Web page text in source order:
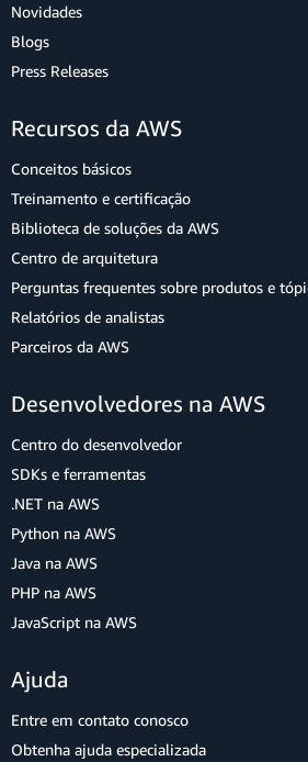
Novidades
Blogs
Press Releases
Recursos da AWS
Conceitos básicos
Treinamento e certificação
Biblioteca de soluções da AWS
Centro de arquitetura
Perguntas frequentes sobre produtos e
Relatórios de analistas
Parceiros da AWS
Desenvolvedores na AWS
Centro do desenvolvedor
SDKs e ferramentas
.NET na AWS
Python na AWS
Java na AWS
PHP na AWS
JavaScript na AWS
Ajuda
Entre em contato conosco
Obtenha ajuda especializada